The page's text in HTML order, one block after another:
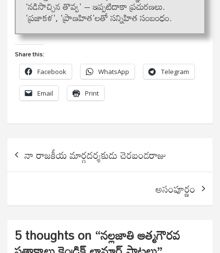
'నడిసొచ్చిన తొవ్వ' – ఇప్పటిదాకా ప్రచురణలు.
'ప్రజాకళ', 'ప్రాణహిత'లతో సన్నిహిత సంబంధం.
Share this:
Facebook WhatsApp Telegram
Email Print
navigation
నా రాజకీయ మార్గదర్శకుడు చెరబండరాజు
అసంపూర్ణం
5 thoughts on “నల్లజాతి ఆత్మగౌరవ